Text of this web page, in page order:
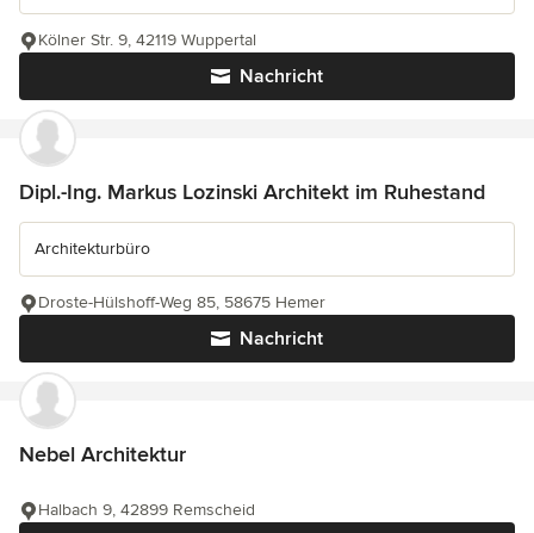
Nachricht
Kölner Str. 9, 42119 Wuppertal
Dipl.-Ing. Markus Lozinski Architekt im Ruhestand
Architekturbüro
Nachricht
Droste-Hülshoff-Weg 85, 58675 Hemer
Nebel Architektur
Halbach 9, 42899 Remscheid